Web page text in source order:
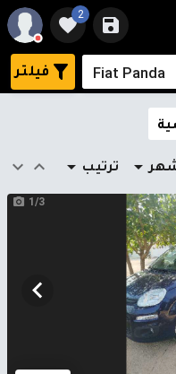
2
فيلتر
ترتيب
1/3